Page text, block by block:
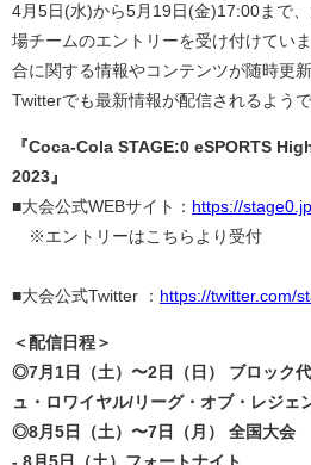
4月5日(水)から5月19日(金)17:00まで
場チームのエントリーを受け付けてい
合に関する情報やコンテンツが随時更
Twitterでも最新情報が配信されるようで
『Coca-Cola STAGE:0 eSPORTS
2023』
■大会公式WEBサイト： https://
※エントリーはこちらより受付
■大会公式Twitter ： https://twitter.com/
＜配信日程＞
◎7月1日（土）〜2日（日） ブロック
ュ・ロワイヤル/リーグ・オブ・レジェ
◎8月5日（土）〜7日（月） 全国大会
- 8月5日（土）フォートナイト